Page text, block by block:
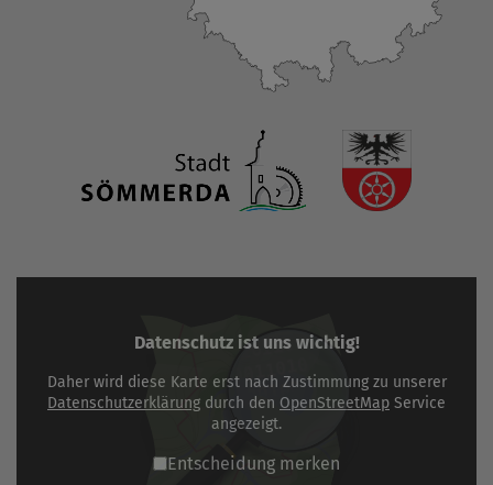
Datenschutz ist uns wichtig!
Daher wird diese Karte erst nach Zustimmung zu unserer
Datenschutzerklärung durch den OpenStreetMap Service
angezeigt.
Entscheidung merken